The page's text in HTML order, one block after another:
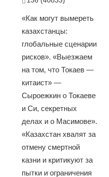
«Как могут вымереть
казахстанцы:
глобальные сценарии
рисков». «Выезжаем
на том, что Токаев —
китаист» —
Сыроежкин о Токаеве
и Си, секретных
делах и о Масимове».
«Казахстан хвалят за
отмену смертной
казни и критикуют за
пытки и ограничения